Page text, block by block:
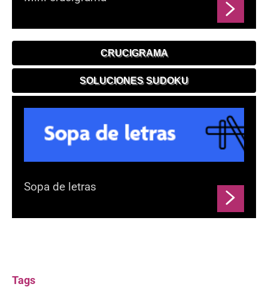
CRUCIGRAMA
SOLUCIONES SUDOKU
Sopa de letras
Tags